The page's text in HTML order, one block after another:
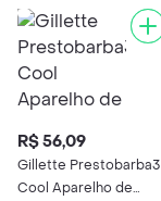
R$ 56,09
Gillette Prestobarba3
Cool Aparelho de